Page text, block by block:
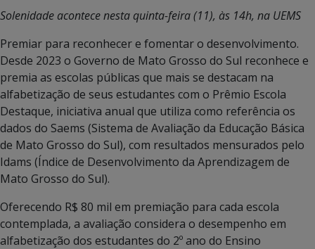
Solenidade acontece nesta quinta-feira (11), às 14h, na UEMS
Premiar para reconhecer e fomentar o desenvolvimento.
Desde 2023 o Governo de Mato Grosso do Sul reconhece e
premia as escolas públicas que mais se destacam na
alfabetização de seus estudantes com o Prêmio Escola
Destaque, iniciativa anual que utiliza como referência os
dados do Saems (Sistema de Avaliação da Educação Básica
de Mato Grosso do Sul), com resultados mensurados pelo
Idams (Índice de Desenvolvimento da Aprendizagem de
Mato Grosso do Sul).
Oferecendo R$ 80 mil em premiação para cada escola
contemplada, a avaliação considera o desempenho em
alfabetização dos estudantes do 2º ano do Ensino